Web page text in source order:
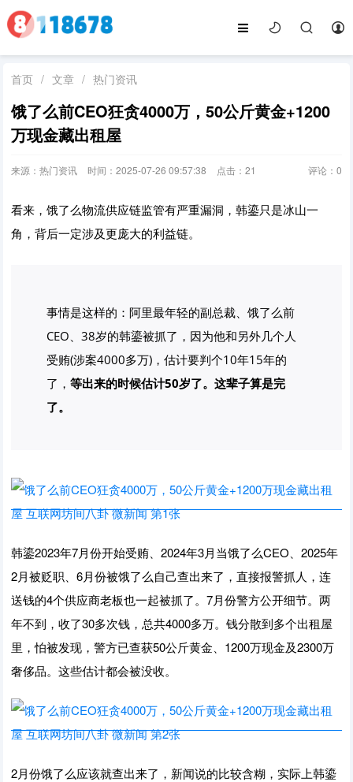
首页 / 文章 / 热门资讯
饿了么前CEO狂贪4000万，50公斤黄金+1200
万现金藏出租屋
来源：热门资讯 时间：2025-07-26 09:57:38 点击：21 评论： 0
看来，饿了么物流供应链监管有严重漏洞，韩鎏只是冰山一
角，背后一定涉及更庞大的利益链。
事情是这样的：阿里最年轻的副总裁、饿了么前
CEO、38岁的韩鎏被抓了，因为他和另外几个人
受贿(涉案4000多万)，估计要判个10年15年的
了，等出来的时候估计50岁了。这辈子算是完
了。
韩鎏2023年7月份开始受贿、2024年3月当饿了么CEO、2025年
2月被贬职、6月份被饿了么自己查出来了，直接报警抓人，连
送钱的4个供应商老板也一起被抓了。7月份警方公开细节。两
年不到，收了30多次钱，总共4000多万。钱分散到多个出租屋
里，怕被发现，警方已查获50公斤黄金、1200万现金及2300万
奢侈品。这些估计都会被没收。
2月份饿了么应该就查出来了，新闻说的比较含糊，实际上韩鎏